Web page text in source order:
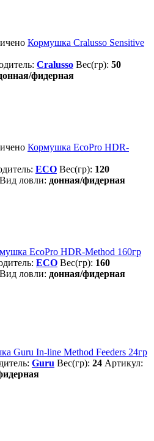
Кормушка Cralusso Sensitive
Cralusso Вес(гр): 50
фидерная
Кормушка EcoPro HDR-
ECO Вес(гр): 120
Вид ловли: донная/фидерная
EcoPro HDR-Method 160гр
ECO Вес(гр): 160
Вид ловли: донная/фидерная
Guru In-line Method Feeders 24гр
Guru Вес(гр): 24 Артикул: